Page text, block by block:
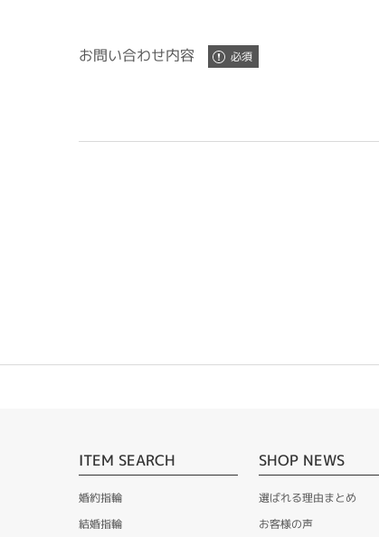
お問い合わせ内容
ITEM SEARCH
婚約指輪
結婚指輪
SHOP NEWS
選ばれる理由まとめ
お客様の声